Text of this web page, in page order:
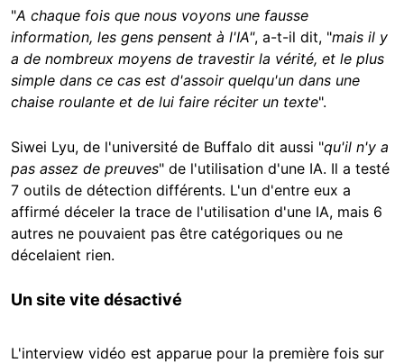
"A chaque fois que nous voyons une fausse
information, les gens pensent à l'IA", a-t-il dit, "mais il y
a de nombreux moyens de travestir la vérité, et le plus
simple dans ce cas est d'assoir quelqu'un dans une
chaise roulante et de lui faire réciter un texte".
Siwei Lyu, de l'université de Buffalo dit aussi "qu'il n'y a
pas assez de preuves" de l'utilisation d'une IA. Il a testé
7 outils de détection différents. L'un d'entre eux a
affirmé déceler la trace de l'utilisation d'une IA, mais 6
autres ne pouvaient pas être catégoriques ou ne
décelaient rien.
Un site vite désactivé
L'interview vidéo est apparue pour la première fois sur